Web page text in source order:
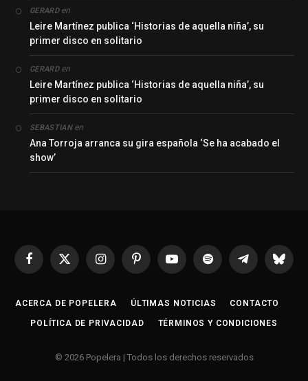
GERARDen
Leire Martínez publica ‘Historias de aquella niña’, su
primer disco en solitario
GERARDen
Leire Martínez publica ‘Historias de aquella niña’, su
primer disco en solitario
SEBASTIANen
Ana Torroja arranca su gira española ‘Se ha acabado el
show’
Facebook
X
InstagramPinterestYouTubeSpotify Telegrama
ACERCA DE POPELERA ÚLTIMAS NOTICIAS CONTACTO
POLÍTICA DE PRIVACIDAD TÉRMINOS Y CONDICIONES
© 2026 Popelera | Todos los derechos reservados